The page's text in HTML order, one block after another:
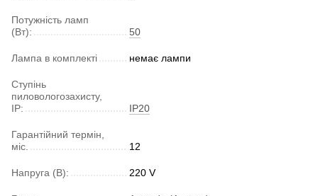
Потужність ламп
(Вт):
50
Лампа в комплекті немає лампи
Ступінь
пиловологозахисту,
IP:
IP20
Гарантійний термін,
міс.
12
Напруга (В): 220 V